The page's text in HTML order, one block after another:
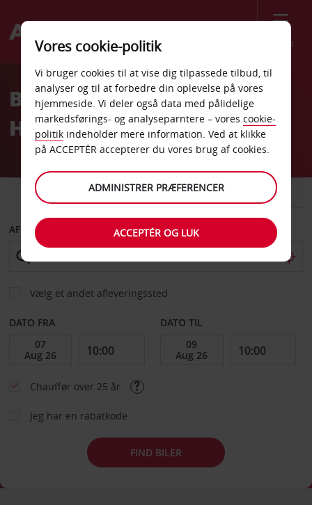
Menu
Welcome
AvisBilleje Rom Termini
Hovedbanegård
VAREVOGN
AFHENT FRA
Vælg et andet afleveringssted
DATO FRA DATO TIL
Chauffør over 25 år
Jeg har en rabatkode
FIND BILER
Vores cookie-politik
Vi bruger cookies til at vise dig tilpassede tilbud, til
analyser og til at forbedre din oplevelse på vores
hjemmeside. Vi deler også data med pålidelige
markedsførings- og analyseparntere – vores cookie-
politik indeholder mere information. Ved at klikke
på ACCEPTÉR accepterer du vores brug af cookies.
ADMINISTRER PRÆFERENCER
ACCEPTÉR OG LUK